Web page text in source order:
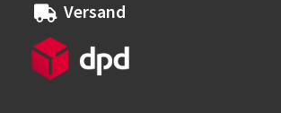
Versand